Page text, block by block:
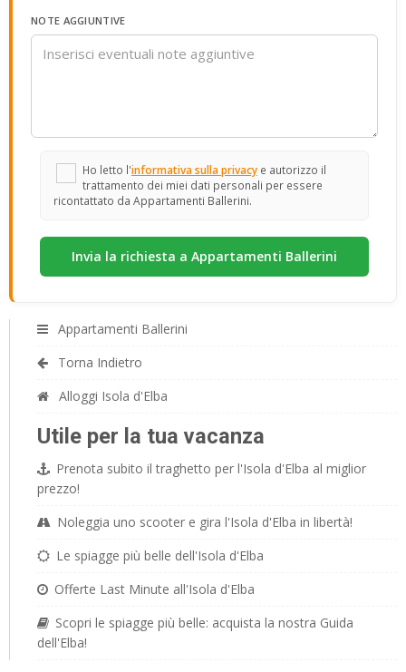
NOTE AGGIUNTIVE
Ho letto l'informativa sulla privacy e autorizzo il
trattamento dei miei dati personali per essere
ricontattato da Appartamenti Ballerini.
Appartamenti Ballerini
Torna Indietro
Alloggi Isola d'Elba
Utile per la tua vacanza
Prenota subito il traghetto per l'Isola d'Elba al miglior
prezzo!
Noleggia uno scooter e gira l'Isola d'Elba in libertà!
Le spiagge più belle dell'Isola d'Elba
Offerte Last Minute all'Isola d'Elba
Scopri le spiagge più belle: acquista la nostra Guida
dell'Elba!